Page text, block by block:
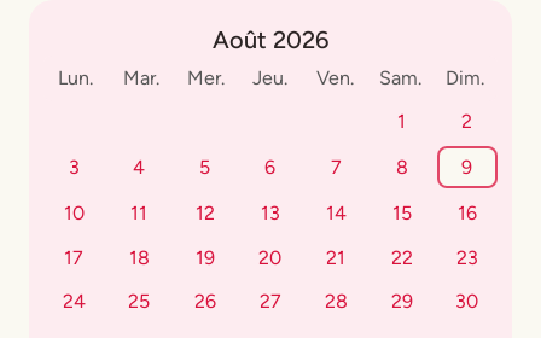
Août 2026
Lun. Mar. Mer. Jeu. Ven. Sam.
Dim.
1
2
3
4 5 6 7 8
9
10
11 12 13 14 15
16
17
18 19 20 21 22
23
24
25 26 27 28 29
30